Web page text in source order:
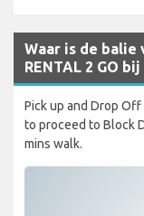
Waar is de balie
RENTAL 2 GO
Pick up and Drop
to proceed to Block
mins walk.